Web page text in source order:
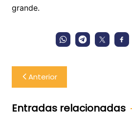
grande.
Navegación
de
entradas
Anterior
Entradas relacionadas